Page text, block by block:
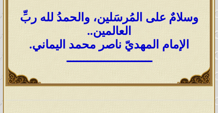
وسلامٌ على المُرسَلين، والحمدُ لله ربِّ
العالمين..
الإمام المهديّ ناصر محمد اليماني.
ـــــــــــــــــــــــــ